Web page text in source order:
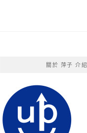
關於 萍子 介紹